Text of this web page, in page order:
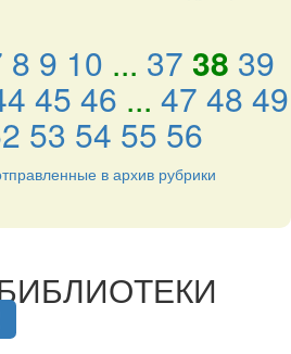
8 9 10 ... 37 38 39
45 46 ... 47 48 49
53 54 55 56
в архив рубрики